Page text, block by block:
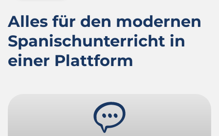
Alles für den modernen
Spanisch­unterricht in
einer Plattform